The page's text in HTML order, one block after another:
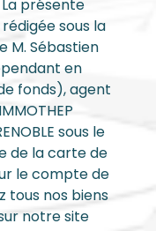
présente
sous la
M. Sébastien
en
fonds), agent
sous le
de la carte de
le compte de
tous nos biens
notre site